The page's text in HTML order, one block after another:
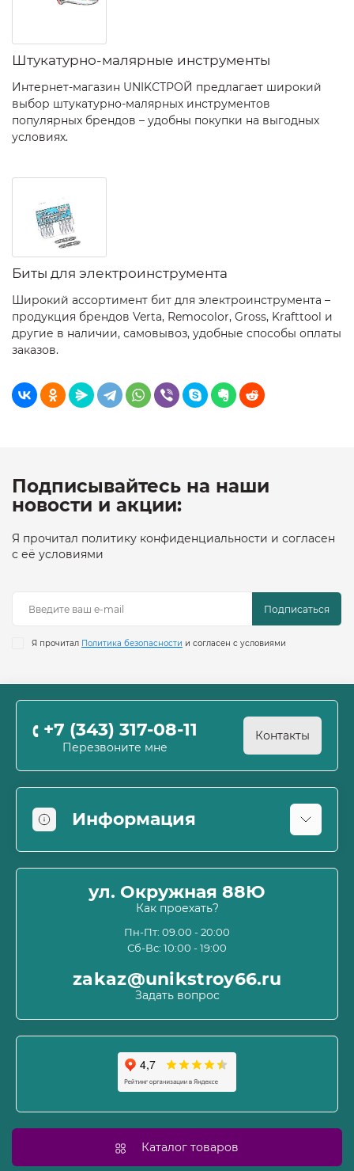
Штукатурно-малярные инструменты
Интернет-магазин UNIKСТРОЙ предлагает широкий
выбор штукатурно-малярных инструментов
популярных брендов – удобны покупки на выгодных
условиях.
Биты для электроинструмента
Широкий ассортимент бит для электроинструмента –
продукция брендов Verta, Remocolor, Gross, Krafttool и
другие в наличии, самовывоз, удобные способы оплаты
заказов.
Подписывайтесь на наши
новости и акции:
Я прочитал политику конфиденциальности и согласен
с её условиями
Подписаться
Я прочитал Политика безопасности и согласен с условиями
+7 (343) 317-08-11
Перезвоните мне
Контакты
Информация
Информация о доставке
Пользовательское соглашение и оферта
Политика конфиденциальности
Связаться с нами
Карта сайта
Производители
ул. Окружная 88Ю
Как проехать?
Пн-Пт: 09.00 - 20:00
Сб-Вс: 10:00 - 19:00
zakaz@unikstroy66.ru
Задать вопрос
Каталог товаров